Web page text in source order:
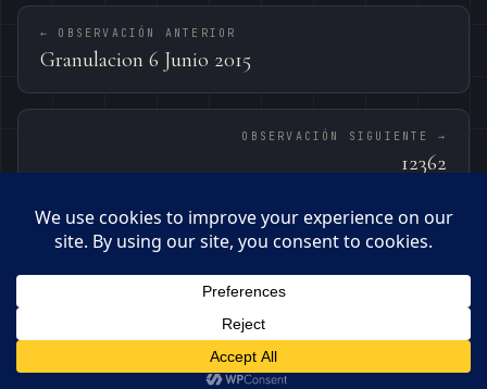
← OBSERVACIÓN ANTERIOR
Granulacion 6 Junio 2015
OBSERVACIÓN SIGUIENTE →
12362
© 2026 · OBSERVATORI DE BEGUES – PEPE MANTECA
MANTECA0359@GMAIL.COM
BEGUES · 41.33°N · 1.92°E